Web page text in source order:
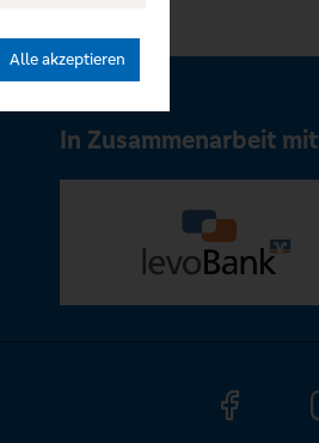
In Zusammenarbeit mit
Alle akzeptieren